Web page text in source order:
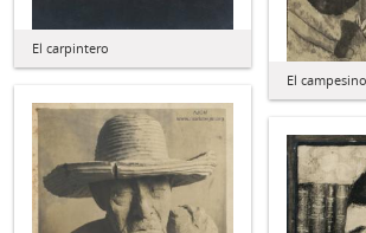
El carpintero
El campesino